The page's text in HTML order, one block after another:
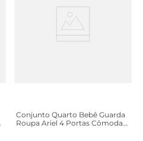
Conjunto Quarto Bebê Guarda
Roupa Ariel 4 Portas Cômoda